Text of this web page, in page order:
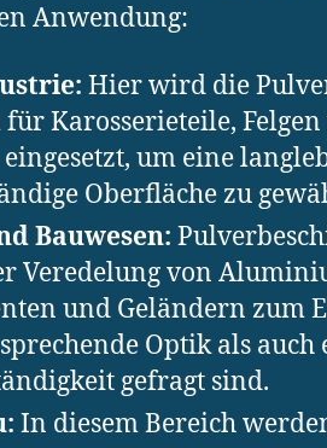
Anwendung:
Hier wird die
Karosserieteile,
um eine
Oberfläche zu
Bauwesen:
Veredelung von
und Geländern zum
Optik als auch
gefragt sind.
In diesem Bereich